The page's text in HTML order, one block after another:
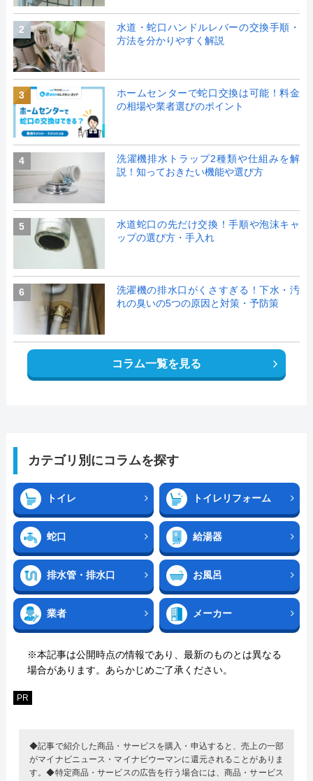
2
水道・蛇口ハンドルレバーの交換手順・
方法を分かりやすく解説
3
ホームセンターで蛇口交換は可能！料金
の相場や業者選びのポイント
4
洗濯機排水トラップ2種類や仕組みを解
説！知っておきたい機能や選び方
5
水道蛇口の先だけ交換！手順や泡沫キャ
ップの選び方・手入れ
6
洗濯機の排水口がくさすぎる！下水・汚
れの臭いの5つの原因と対策・予防策
コラム一覧を見る
カテゴリ別にコラムを探す
トイレ トイレリフォーム
蛇口 給湯器
排水管・排水口 お風呂
業者 メーカー
※本記事は公開時点の情報であり、最新のものとは異なる
場合があります。あらかじめご了承ください。
PR
◆記事で紹介した商品・サービスを購入・申込すると、売上の一部
がマイナビニュース・マイナビウーマンに還元されることがありま
す。◆特定商品・サービスの広告を行う場合には、商品・サービス